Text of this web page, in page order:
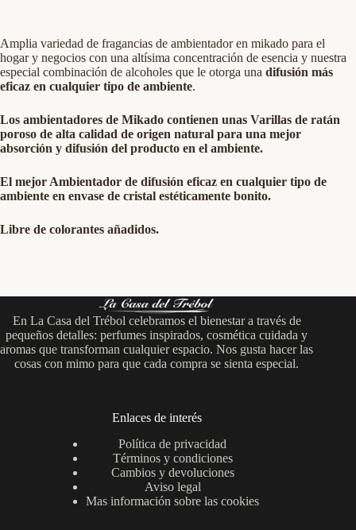
Amplia variedad de fragancias de ambientador en mikado para el
hogar y negocios con una altísima concentración de esencia y nuestra
especial combinación de alcoholes que le otorga una difusión más
eficaz en cualquier tipo de ambiente.
Los ambientadores de Mikado contienen unas Varillas de ratán
poroso de alta calidad de origen natural para una mejor
absorción y difusión del producto en el ambiente.
El mejor Ambientador de difusión eficaz en cualquier tipo de
ambiente en envase de cristal estéticamente bonito.
Libre de colorantes añadidos.
En La Casa del Trébol celebramos el bienestar a través de
pequeños detalles: perfumes inspirados, cosmética cuidada y
aromas que transforman cualquier espacio. Nos gusta hacer las
cosas con mimo para que cada compra se sienta especial.
Enlaces de interés
Política de privacidad
Términos y condiciones
Cambios y devoluciones
Aviso legal
Mas información sobre las cookies